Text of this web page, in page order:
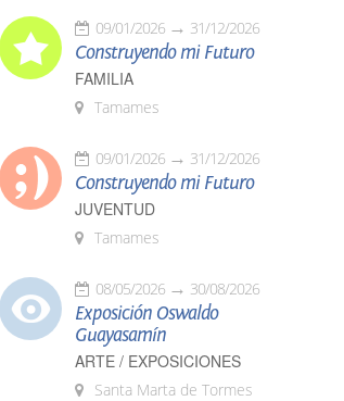
09/01/2026 31/12/2026
Construyendo mi Futuro
FAMILIA
Tamames
09/01/2026 31/12/2026
Construyendo mi Futuro
JUVENTUD
Tamames
08/05/2026 30/08/2026
Exposición Oswaldo
Guayasamín
ARTE / EXPOSICIONES
Santa Marta de Tormes